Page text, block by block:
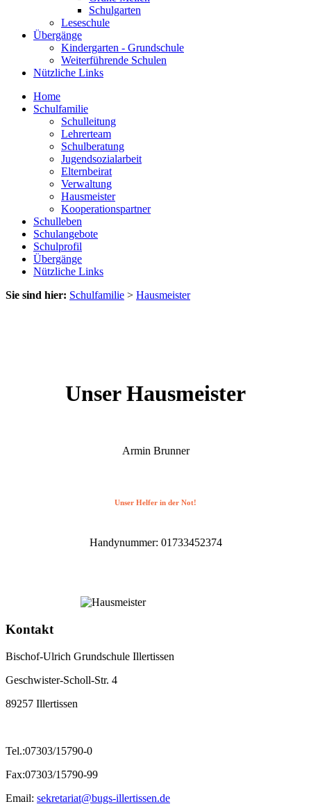
Schulgarten
Leseschule
Übergänge
Kindergarten - Grundschule
Weiterführende Schulen
Nützliche Links
Home
Schulfamilie
Schulleitung
Lehrerteam
Schulberatung
Jugendsozialarbeit
Elternbeirat
Verwaltung
Hausmeister
Kooperationspartner
Schulleben
Schulangebote
Schulprofil
Übergänge
Nützliche Links
Sie sind hier: Schulfamilie > Hausmeister
Unser Hausmeister
Armin Brunner
Unser Helfer in der Not!
Handynummer: 01733452374
Kontakt
Bischof-Ulrich Grundschule Illertissen
Geschwister-Scholl-Str. 4
89257 Illertissen
Tel.:07303/15790-0
Fax:07303/15790-99
Email: sekretariat@bugs-illertissen.de